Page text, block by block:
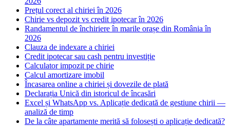
Prețul corect al chiriei în 2026
Chirie vs depozit vs credit ipotecar în 2026
Randamentul de închiriere în marile orașe din România în
2026
Clauza de indexare a chiriei
Credit ipotecar sau cash pentru investiție
Calculator impozit pe chirie
Calcul amortizare imobil
Încasarea online a chiriei și dovezile de plată
Declarația Unică din istoricul de încasări
Excel și WhatsApp vs. Aplicație dedicată de gestiune chirii —
analiză de timp
De la câte apartamente merită să folosești o aplicație dedicată?